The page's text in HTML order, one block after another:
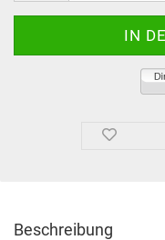
Beschreibung